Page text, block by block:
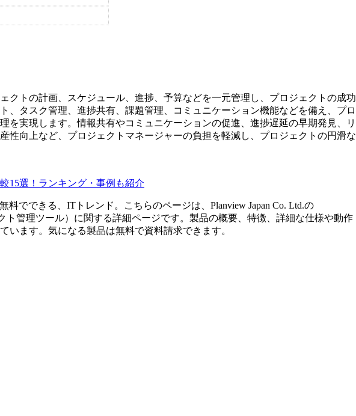
クトの計画、スケジュール、進捗、予算などを一元管理し、プロジェクトの成功
、タスク管理、進捗共有、課題管理、コミュニケーション機能などを備え、プロ
を実現します。情報共有やコミュニケーションの促進、進捗遅延の早期発見、リ
性向上など、プロジェクトマネージャーの負担を軽減し、プロジェクトの円滑な
15選！ランキング・事例も紹介
料でできる、ITトレンド。こちらのページは、 Planview Japan Co. Ltd.の
ト管理ツール）に関する詳細ページです。製品の概要、特徴、詳細な仕様や動作
います。気になる製品は無料で資料請求できます。